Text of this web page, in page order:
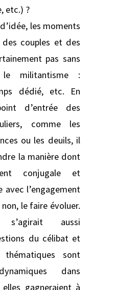
etc.) ?
les moments
couples et des
pas sans
le militantisme :
dédié, etc. En
d’entrée des
comme les
ou les deuils, il
la manière dont
conjugale et
avec l’engagement
le faire évoluer.
aussi
du célibat et
sont
dans
gagneraient à